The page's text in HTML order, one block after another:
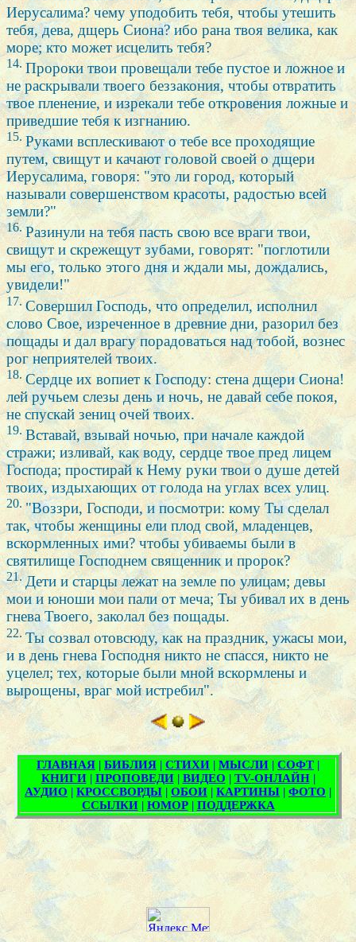
Иерусалима? чему уподобить тебя, чтобы утешить
тебя, дева, дщерь Сиона? ибо рана твоя велика, как
море; кто может исцелить тебя?
14. Пророки твои провещали тебе пустое и ложное и
не раскрывали твоего беззакония, чтобы отвратить
твое пленение, и изрекали тебе откровения ложные и
приведшие тебя к изгнанию.
15.Руками всплескивают о тебе все проходящие
путем, свищут и качают головой своей о дщери
Иерусалима, говоря: "это ли город, который
называли совершенством красоты, радостью всей
земли?"
16.Разинули на тебя пасть свою все враги твои,
свищут и скрежещут зубами, говорят: "поглотили
мы его, только этого дня и ждали мы, дождались,
увидели!"
17. Совершил Господь, что определил, исполнил
слово Свое, изреченное в древние дни, разорил без
пощады и дал врагу порадоваться над тобой, вознес
рог неприятелей твоих.
18.Сердце их вопиет к Господу: стена дщери Сиона!
лей ручьем слезы день и ночь, не давай себе покоя,
не спускай зениц очей твоих.
19. Вставай, взывай ночью, при начале каждой
стражи; изливай, как воду, сердце твое пред лицем
Господа; простирай к Нему руки твои о душе детей
твоих, издыхающих от голода на углах всех улиц.
20. "Воззри, Господи, и посмотри: кому Ты сделал
так, чтобы женщины ели плод свой, младенцев,
вскормленных ими? чтобы убиваемы были в
святилище Господнем священник и пророк?
21.Дети и старцы лежат на земле по улицам; девы
мои и юноши мои пали от меча; Ты убивал их в день
гнева Твоего, заколал без пощады.
22. Ты созвал отовсюду, как на праздник, ужасы мои,
и в день гнева Господня никто не спасся, никто не
уцелел; тех, которые были мной вскормлены и
вырощены, враг мой истребил".